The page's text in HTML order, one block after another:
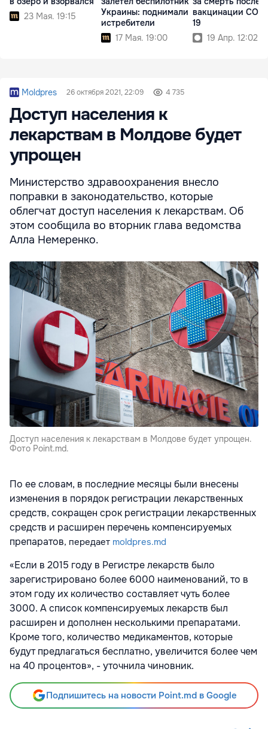
23 Мая. 19:15
Украины: поднимали
истребители
17 Мая. 19:00
вакцинации
19
19 Апр. 12:02
Moldpres 26 октября 2021, 22:09 4 735
Доступ населения к
лекарствам в Молдове будет
упрощен
Министерство здравоохранения внесло
поправки в законодательство, которые
облегчат доступ населения к лекарствам. Об
этом сообщила во вторник глава ведомства
Алла Немеренко.
Доступ населения к лекарствам в Молдове будет упрощен.
Фото Point.md.
По ее словам, в последние месяцы были внесены
изменения в порядок регистрации лекарственных
средств, сокращен срок регистрации лекарственных
средств и расширен перечень компенсируемых
препаратов, передает moldpres.md
«Если в 2015 году в Регистре лекарств было
зарегистрировано более 6000 наименований, то в
этом году их количество составляет чуть более
3000. А список компенсируемых лекарств был
расширен и дополнен несколькими препаратами.
Кроме того, количество медикаментов, которые
будут предлагаться бесплатно, увеличится более чем
на 40 процентов», - уточнила чиновник.
Подпишитесь на новости Point.md в Google